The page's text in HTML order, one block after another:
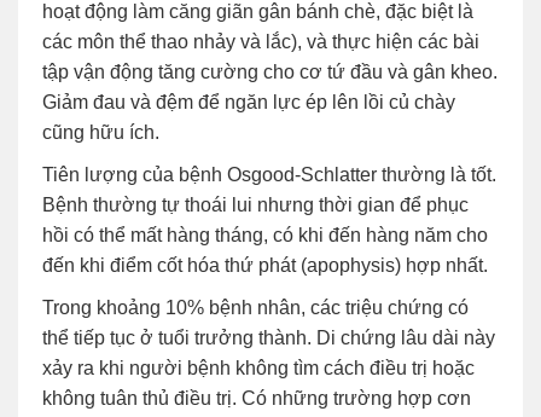
hoạt động làm căng giãn gân bánh chè, đặc biệt là
các môn thể thao nhảy và lắc), và thực hiện các bài
tập vận động tăng cường cho cơ tứ đầu và gân kheo.
Giảm đau và đệm để ngăn lực ép lên lồi củ chày
cũng hữu ích.
Tiên lượng của bệnh Osgood-Schlatter thường là tốt.
Bệnh thường tự thoái lui nhưng thời gian để phục
hồi có thể mất hàng tháng, có khi đến hàng năm cho
đến khi điểm cốt hóa thứ phát (apophysis) hợp nhất.
Trong khoảng 10% bệnh nhân, các triệu chứng có
thể tiếp tục ở tuổi trưởng thành. Di chứng lâu dài này
xảy ra khi người bệnh không tìm cách điều trị hoặc
không tuân thủ điều trị. Có những trường hợp cơn